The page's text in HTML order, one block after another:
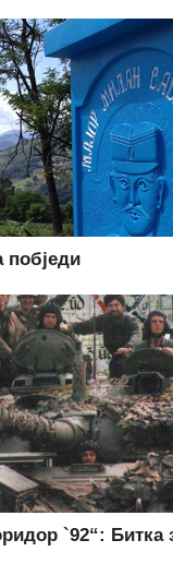
побједи
`92“: Битка